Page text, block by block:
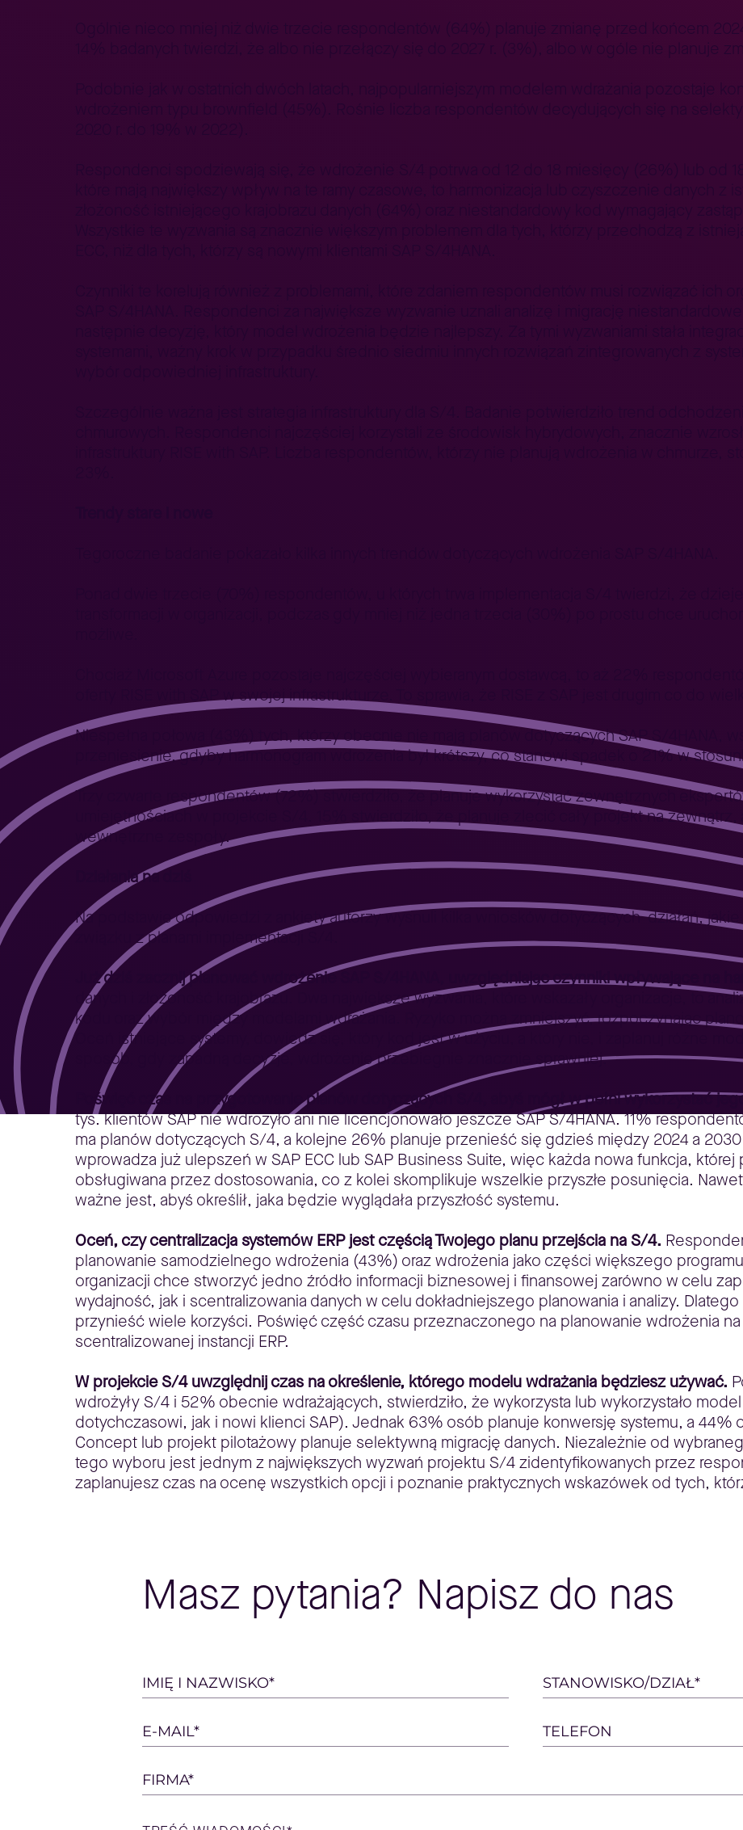
Ogólnie nieco mniej niż dwie trzecie respondentów (64%) planuje zmianę przed końcem
14% badanych twierdzi, że albo nie przełączy się do 2027 r. (3%), albo w ogóle nie planuje
Podobnie jak w ostatnich dwóch latach, najpopularniejszym modelem wdrażania pozostaje
wdrożeniem typu brownfield (45%). Rośnie liczba respondentów decydujących się na
Respondenci spodziewają się, że wdrożenie S/4 potrwa od 12 do 18 miesięcy (26%) lub od
oferty RISE with SAP w swojej infrastrukturze. To sprawia, że ​​RISE z SAP jest drugim co do
Niespełna połowa (43%) tych, którzy obecnie nie mają planów dotyczących SAP S/4HANA,
przeniesienie, gdyby harmonogram wdrożenia był krótszy, co stanowi spadek o 21% w
Trzy czwarte respondentów (72%) stwierdziło, że planuje wykorzystać zewnętrznych
umiejętnościach w projekcie S/4. 15% stwierdziło, że planuje zlecić cały projekt na
wewnętrzne zespoły.
Działania na dziś
Na podstawie odpowiedzi z ankiety autorzy wysnuli kilka wniosków dotyczących działań,
związku z planami implementacji S/4.
Już dziś zacznij planować wdrożenie SAP S/4HANA, uwzględniając czynniki wpływające na
danych i złożoność krajobrazu. Dwa największe wyzwania, które wskazały organizacje, to
kodu oraz wybór między modelami wdrażania. Ryzyko można zmniejszyć, rozpoczynając
Oceń istniejące systemy, dowiedz się, który kod jest w użyciu, a który nie, i zaplanuj różne
sposób, gdy zapadną decyzje, wdrożenie przebiegnie znacznie sprawniej.
Poświęć czas na przygotowanie planów dotyczących S/4, abyś mógł w pełni wykorzystać
tys. klientów SAP nie wdrożyło ani nie licencjonowało jeszcze SAP S/4HANA. 11%
ma planów dotyczących S/4, a kolejne 26% planuje przenieść się gdzieś między 2024 a
wprowadza już ulepszeń w SAP ECC lub SAP Business Suite, więc każda nowa funkcja,
obsługiwana przez dostosowania, co z kolei skomplikuje wszelkie przyszłe posunięcia.
ważne jest, abyś określił, jaka będzie wyglądała przyszłość systemu.
Oceń, czy centralizacja systemów ERP jest częścią Twojego planu przejścia na S/4.
planowanie samodzielnego wdrożenia (43%) oraz wdrożenia jako części większego
organizacji chce stworzyć jedno źródło informacji biznesowej i finansowej zarówno w celu
wydajność, jak i scentralizowania danych w celu dokładniejszego planowania i analizy.
przynieść wiele korzyści. Poświęć część czasu przeznaczonego na planowanie wdrożenia
scentralizowanej instancji ERP.
W projekcie S/4 uwzględnij czas na określenie, którego modelu wdrażania będziesz używać.
wdrożyły S/4 i 52% obecnie wdrażających, stwierdziło, że wykorzysta lub wykorzystało
dotychczasowi, jak i nowi klienci SAP). Jednak 63% osób planuje konwersję systemu, a
Concept lub projekt pilotażowy planuje selektywną migrację danych. Niezależnie od
tego wyboru jest jednym z największych wyzwań projektu S/4 zidentyfikowanych przez
zaplanujesz czas na ocenę wszystkich opcji i poznanie praktycznych wskazówek od tych,
Masz pytania? Napisz do nas
Please
this
field
empty.
IMIĘ I NAZWISKO* STANOWISKO/DZIAŁ*
E-MAIL* TELEFON
FIRMA*